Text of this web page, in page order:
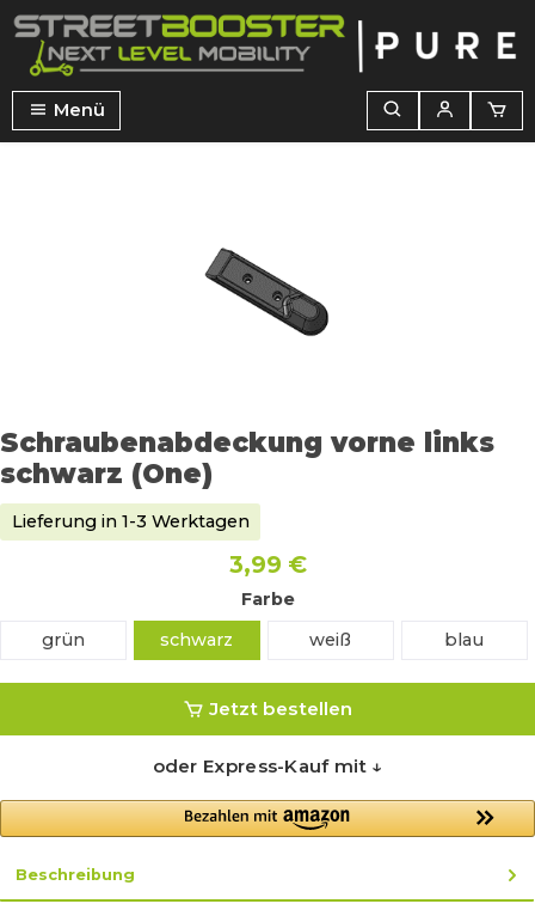
springen
Menü
Schraubenabdeckung vorne links
schwarz (One)
Lieferung in 1-3 Werktagen
3,99 €
Farbe
grün
schwarz weiß blau
Jetzt bestellen
oder Express-Kauf mit ↓
Beschreibung